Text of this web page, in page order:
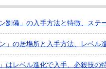
劉備」の入手方法と特徴、ステ
」の居場所と入手方法、レベル
はレベル進化で入手、必殺技の